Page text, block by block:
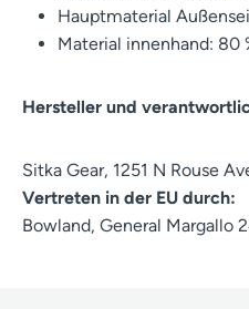
Hauptmaterial
Material innenhand: 80
Hersteller und
Sitka Gear, 1251 N Rouse
Vertreten in der EU durch:
Bowland, General Margallo